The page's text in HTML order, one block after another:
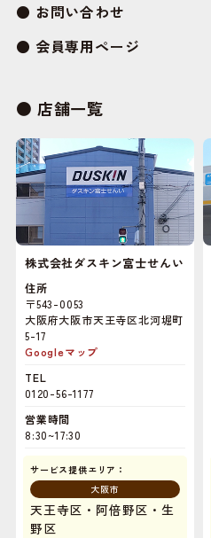
お問い合わせ
会員専用ページ
店舗一覧
株式会社ダスキン富士せんい
住所
〒543-0053
大阪府大阪市天王寺区北河堀町
5-17
Googleマップ
TEL
0120-56-1177
営業時間
8:30~17:30
サービス提供エリア：
大阪市
天王寺区・阿倍野区・生
野区